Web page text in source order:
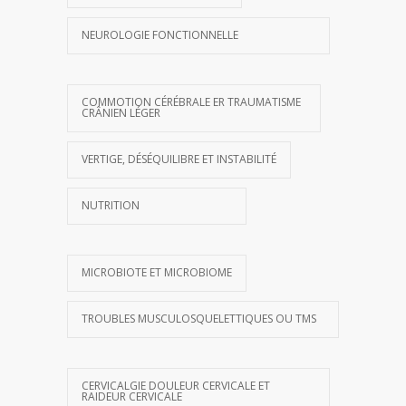
NEUROLOGIE FONCTIONNELLE
COMMOTION CÉRÉBRALE ER TRAUMATISME
CRÂNIEN LÉGER
VERTIGE, DÉSÉQUILIBRE ET INSTABILITÉ
NUTRITION
MICROBIOTE ET MICROBIOME
TROUBLES MUSCULOSQUELETTIQUES OU TMS
CERVICALGIE DOULEUR CERVICALE ET
RAIDEUR CERVICALE